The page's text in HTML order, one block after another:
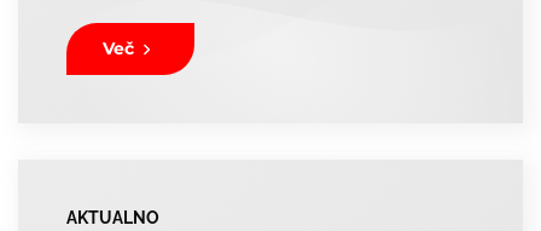
Več
AKTUALNO